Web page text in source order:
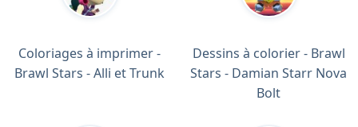
Coloriages à imprimer -
Brawl Stars - Alli et Trunk
Dessins à colorier - Brawl
Stars - Damian Starr Nova
Bolt